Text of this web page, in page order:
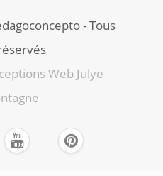
- Tous
Web Julye
 